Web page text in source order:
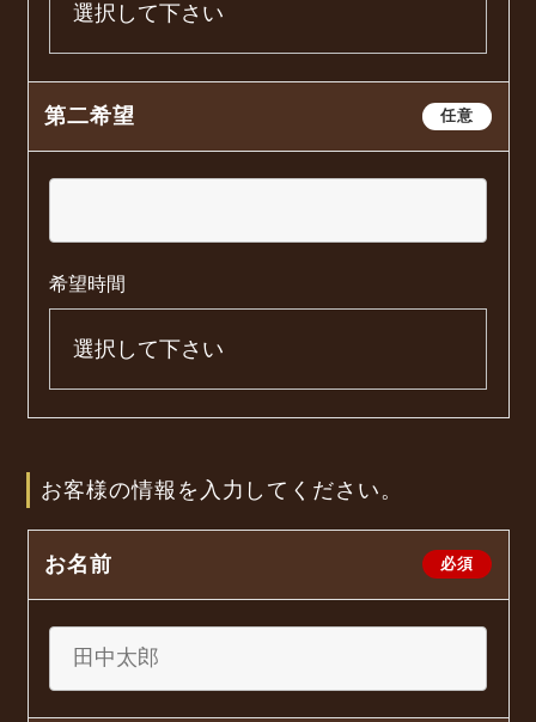
任意
第二希望
希望時間
お客様の情報を入力してください。
必須
お名前